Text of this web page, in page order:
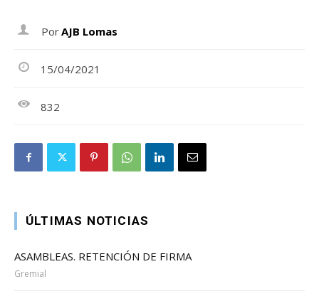
PorAJB Lomas
15/04/2021
832
ÚLTIMAS NOTICIAS
ASAMBLEAS. RETENCIÓN DE FIRMA
Gremial